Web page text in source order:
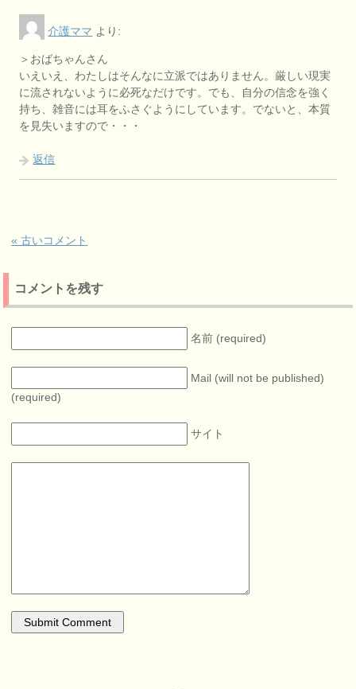
介護ママ より:
＞おばちゃんさん
いえいえ、わたしはそんなに立派ではありません。厳しい現実
に流されないように必死なだけです。でも、自分の信念を強く
持ち、雑音には耳をふさぐようにしています。でないと、本質
を見失いますので・・・
返信
« 古いコメント
コメントを残す
名前 (required)
Mail (will not be published)
(required)
サイト